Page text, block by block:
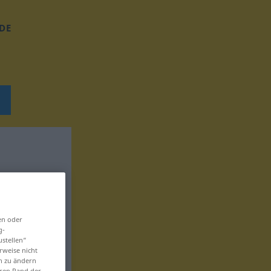
DE
oder
nicht
zu ändern